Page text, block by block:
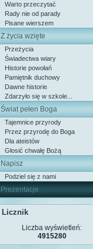
Warto przeczytać
Rady nie od parady
Pisane wierszem
Z życia wzięte
Przeżycia
Świadectwa wiary
Historie powołań
Pamiętnik duchowy
Dawne historie
Zdarzyło się w szkole...
Świat pełen Boga
Tajemnice przyrody
Przez przyrodę do Boga
Dla ateistów
Głosić chwałę Bożą
Napisz
Podziel się z nami
Prezentacje
Licznik
Liczba wyświetleń:
4915280